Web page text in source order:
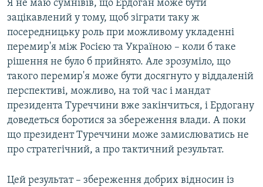
Я не маю сумнівів, що Ердоган може бути
зацікавлений у тому, щоб зіграти таку ж
посередницьку роль при можливому укладенні
перемир'я між Росією та Україною – коли б таке
рішення не було б прийнято. Але зрозуміло, що
такого перемир'я може бути досягнуто у віддаленій
перспективі, можливо, на той час і мандат
президента Туреччини вже закінчиться, і Ердогану
доведеться боротися за збереження влади. А поки
що президент Туреччини може замислюватись не
про стратегічний, а про тактичний результат.
Цей результат – збереження добрих відносин із